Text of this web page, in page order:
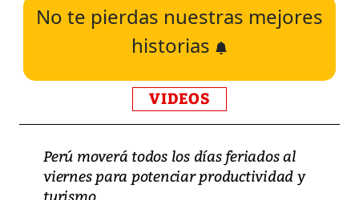
No te pierdas nuestras mejores
historias
VIDEOS
Perú moverá todos los días feriados al
viernes para potenciar productividad y
turismo